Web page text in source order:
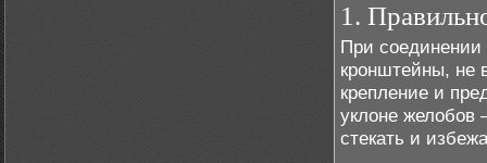
1.
При соединении
кронштейны, не
крепление и
уклоне желобов
стекать и